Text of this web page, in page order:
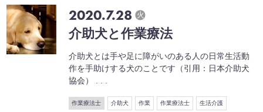
2020.7.28 火
介助犬と作業療法
介助犬とは手や足に障がいのある人の日常生活動
作を手助けする犬のことです（引用：日本介助犬
協会） . . .
作業療法士 介助犬 作業 作業療法士 生活介護